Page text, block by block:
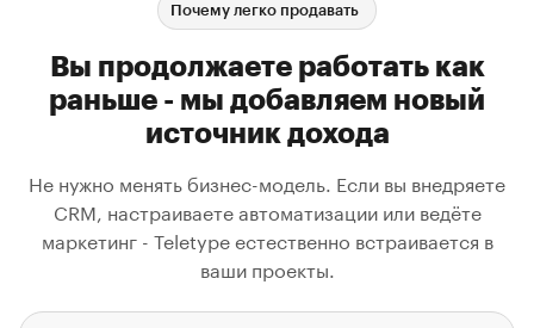
Почему легко продавать
Вы продолжаете работать как
раньше - мы добавляем новый
источник дохода
Не нужно менять бизнес-модель. Если вы внедряете
CRM, настраиваете автоматизации или ведёте
маркетинг - Teletype естественно встраивается в
ваши проекты.